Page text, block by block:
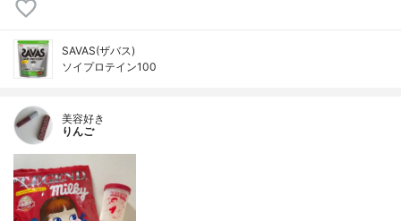
SAVAS(ザバス)
ソイプロテイン100
美容好き
りんご